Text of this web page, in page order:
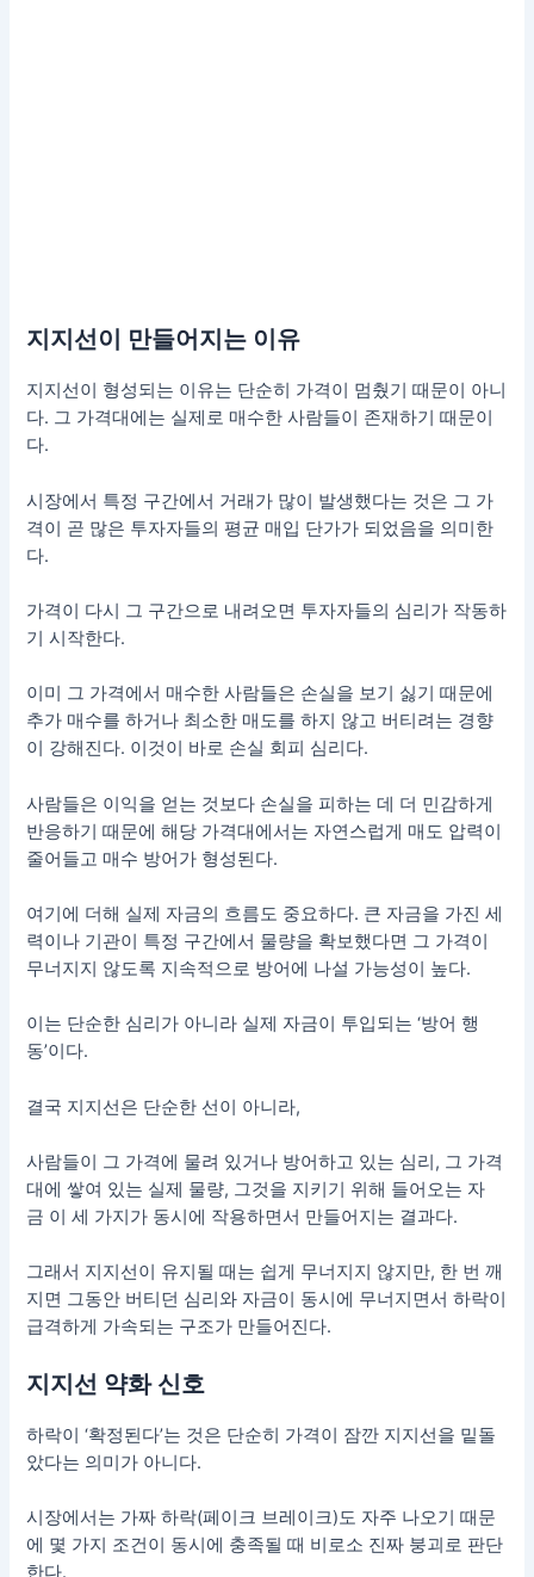
지지선이 만들어지는 이유
지지선이 형성되는 이유는 단순히 가격이 멈췄기 때문이 아니
다. 그 가격대에는 실제로 매수한 사람들이 존재하기 때문이
다.
시장에서 특정 구간에서 거래가 많이 발생했다는 것은 그 가
격이 곧 많은 투자자들의 평균 매입 단가가 되었음을 의미한
다.
가격이 다시 그 구간으로 내려오면 투자자들의 심리가 작동하
기 시작한다.
이미 그 가격에서 매수한 사람들은 손실을 보기 싫기 때문에
추가 매수를 하거나 최소한 매도를 하지 않고 버티려는 경향
이 강해진다. 이것이 바로 손실 회피 심리다.
사람들은 이익을 얻는 것보다 손실을 피하는 데 더 민감하게
반응하기 때문에 해당 가격대에서는 자연스럽게 매도 압력이
줄어들고 매수 방어가 형성된다.
여기에 더해 실제 자금의 흐름도 중요하다. 큰 자금을 가진 세
력이나 기관이 특정 구간에서 물량을 확보했다면 그 가격이
무너지지 않도록 지속적으로 방어에 나설 가능성이 높다.
이는 단순한 심리가 아니라 실제 자금이 투입되는 ‘방어 행
동’이다.
결국 지지선은 단순한 선이 아니라,
사람들이 그 가격에 물려 있거나 방어하고 있는 심리, 그 가격
대에 쌓여 있는 실제 물량, 그것을 지키기 위해 들어오는 자
금 이 세 가지가 동시에 작용하면서 만들어지는 결과다.
그래서 지지선이 유지될 때는 쉽게 무너지지 않지만, 한 번 깨
지면 그동안 버티던 심리와 자금이 동시에 무너지면서 하락이
급격하게 가속되는 구조가 만들어진다.
지지선 약화 신호
하락이 ‘확정된다’는 것은 단순히 가격이 잠깐 지지선을 밑돌
았다는 의미가 아니다.
시장에서는 가짜 하락(페이크 브레이크)도 자주 나오기 때문
에 몇 가지 조건이 동시에 충족될 때 비로소 진짜 붕괴로 판단
한다.